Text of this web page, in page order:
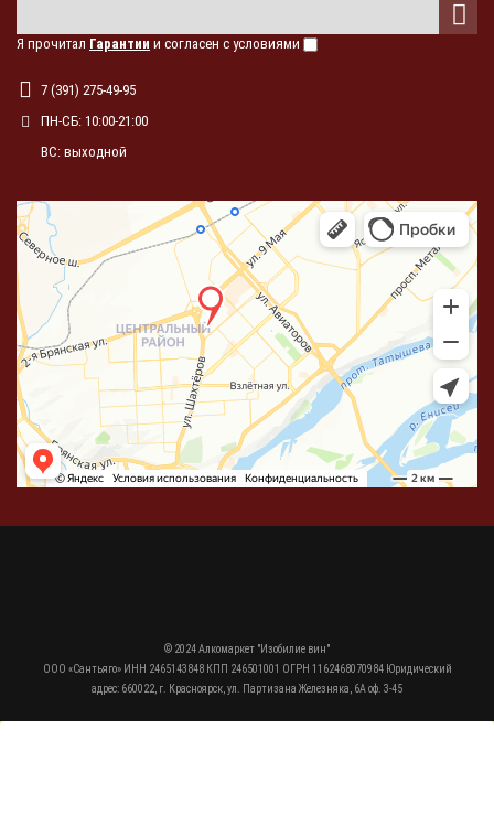
Я прочитал Гарантии и согласен с условиями
7 (391) 275-49-95
ПН-СБ: 10:00-21:00
ВС: выходной
© 2024 Алкомаркет "Изобилие вин"
ООО «Сантьяго» ИНН 2465143848 КПП 246501001 ОГРН 1162468070984 Юридический
адрес: 660022, г. Красноярск, ул. Партизана Железняка, 6А оф. 3-45